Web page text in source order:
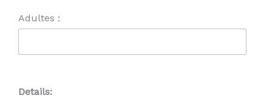
Adultes :
Details: